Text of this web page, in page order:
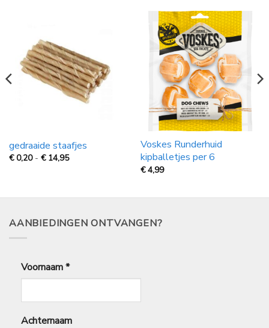
gedraaide staafjes
€0,20 - € 14,95Prijsklasse:
14,95
Voskes Runderhuid
kipballetjes per 6
€4,99
AANBIEDINGEN ONTVANGEN?
Voornaam*
Achternaam